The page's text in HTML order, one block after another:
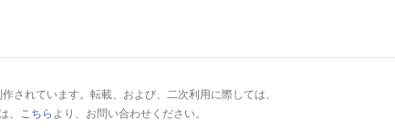
されています。転載、および、二次利用に際しては、
、 こちら より、お問い合わせください。